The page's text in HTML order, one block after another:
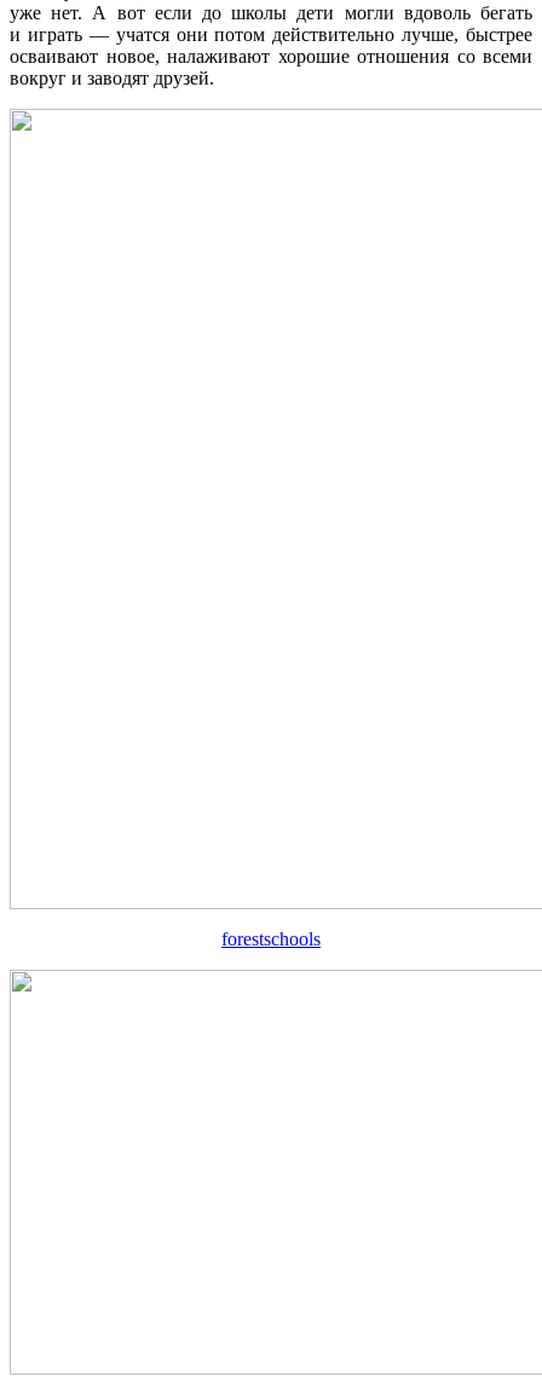
уже нет. А вот если до школы дети могли вдоволь бегать
и играть — учатся они потом действительно лучше, быстрее
осваивают новое, налаживают хорошие отношения со всеми
вокруг и заводят друзей.
forestschools